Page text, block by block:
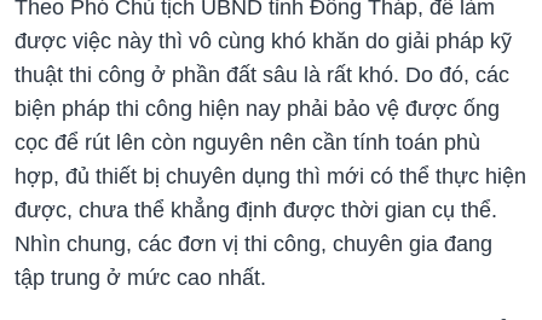
Theo Phó Chủ tịch UBND tỉnh Đồng Tháp, để làm
được việc này thì vô cùng khó khăn do giải pháp kỹ
thuật thi công ở phần đất sâu là rất khó. Do đó, các
biện pháp thi công hiện nay phải bảo vệ được ống
cọc để rút lên còn nguyên nên cần tính toán phù
hợp, đủ thiết bị chuyên dụng thì mới có thể thực hiện
được, chưa thể khẳng định được thời gian cụ thể.
Nhìn chung, các đơn vị thi công, chuyên gia đang
tập trung ở mức cao nhất.